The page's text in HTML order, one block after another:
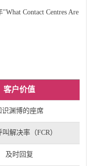
Contact Centres Are
客户价值
识渊博的座席
叫解决率（FCR）
及时回复